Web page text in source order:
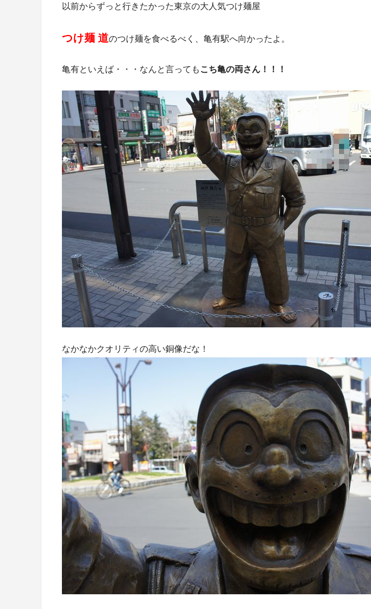
以前からずっと行きたかった東京の大人気つけ麺屋
つけ麺 道のつけ麺を食べるべく、亀有駅へ向かったよ。
亀有といえば・・・なんと言っても こち亀の両さん！！！
なかなかクオリティの高い銅像だな！